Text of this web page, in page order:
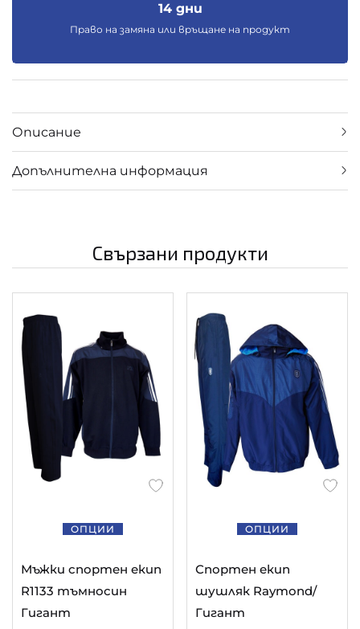
14 дни
Право на замяна или връщане на продукт
Описание
Допълнителна информация
Свързани продукти
ОПЦИИ
Мъжки спортен екип
R1133 тъмносин
Гигант
ОПЦИИ
Спортен екип
шушляк Raymond/
Гигант